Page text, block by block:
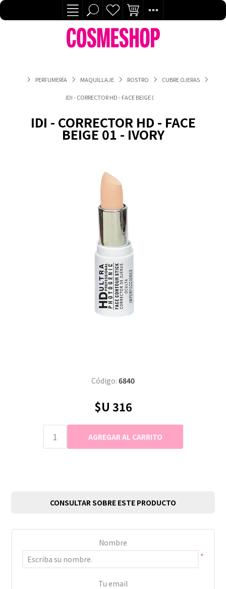
PERFUMERÍA MAQUILLAJE ROSTRO CUBRE OJERAS
IDI - CORRECTOR HD - FACE BEIGE 01 - IVORY
IDI - CORRECTOR HD - FACE
BEIGE 01 - IVORY
Código: 6840
$U 316
CONSULTAR SOBRE ESTE PRODUCTO
Nombre
*
Tu email